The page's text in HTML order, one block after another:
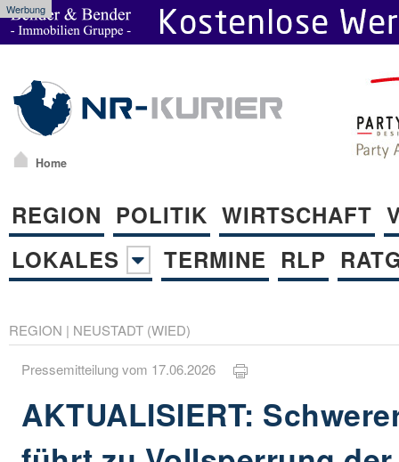
Werbung
Home
REGION POLITIK WIRTSCHAFT
LOKALES
TERMINE RLP
REGION | NEUSTADT (WIED)
Pressemitteilung vom 17.06.2026
AKTUALISIERT: